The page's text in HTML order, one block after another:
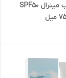
کرم ضد آفتاب مینرال SPF50